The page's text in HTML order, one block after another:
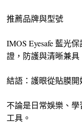
推薦品牌與型號
IMOS Eyesafe 藍光
證，防護與清晰兼具
結語：護眼從貼膜
不論是日常娛樂、
工具。